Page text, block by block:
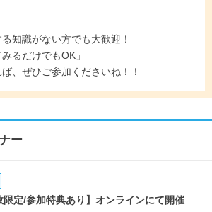
知識がない方でも大歓迎！
るだけでもOK」
、ぜひご参加くださいね！！
ー
限定/参加特典あり】オンラインにて開催